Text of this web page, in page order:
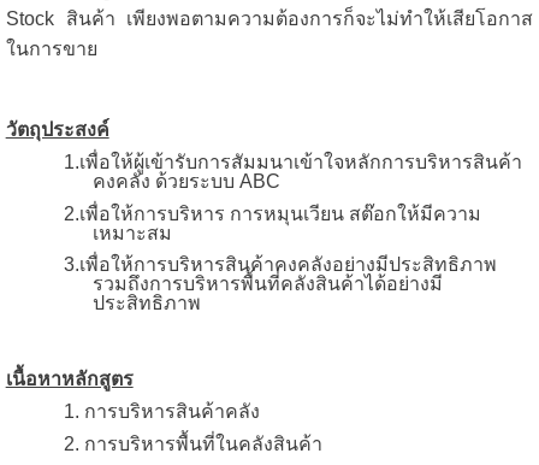
Stock สินค้า เพียงพอตามความต้องการก็จะไม่ทำให้เสียโอกาส
ในการขาย
วัตถุประสงค์
1.เพื่อให้ผู้เข้ารับการสัมมนาเข้าใจหลักการบริหารสินค้า
คงคลัง ด้วยระบบ ABC
2.เพื่อให้การบริหาร การหมุนเวียน สต๊อกให้มีความ
เหมาะสม
3.เพื่อให้การบริหารสินค้าคงคลังอย่างมีประสิทธิภาพ
รวมถึงการบริหารพื้นที่คลังสินค้าได้อย่างมี
ประสิทธิภาพ
เนื้อหาหลักสูตร
1. การบริหารสินค้าคลัง
2. การบริหารพื้นที่ในคลังสินค้า